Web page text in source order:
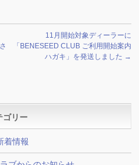
11月開始対象ディーラーに
「BENESEED CLUB ご利用開始案内
ハガキ」を発送しました →
ゴリー
着情報